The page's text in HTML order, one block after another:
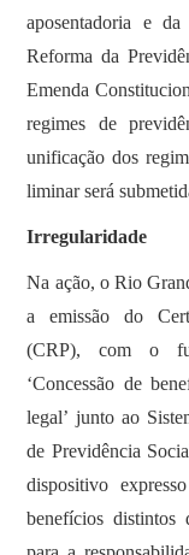
aposentadoria e
Reforma da
Emenda
regimes de
unificação dos
liminar será
Irregularidade
Na ação, o Rio
a emissão do
(CRP), com o
‘Concessão de
legal’ junto ao
de Previdência
dispositivo
benefícios distintos